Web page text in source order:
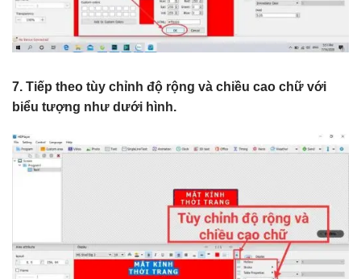
7. Tiếp theo tùy chỉnh độ rộng và chiều cao chữ với
biểu tượng như dưới hình.